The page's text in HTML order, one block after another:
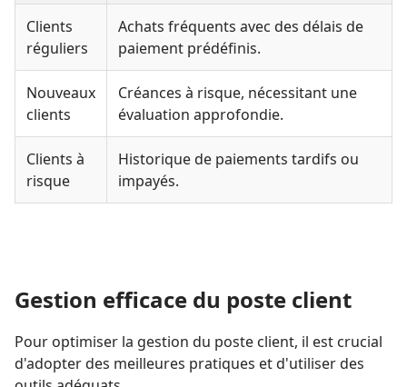
Clients
réguliers
Achats fréquents avec des délais de
paiement prédéfinis.
Nouveaux
clients
Créances à risque, nécessitant une
évaluation approfondie.
Clients à
risque
Historique de paiements tardifs ou
impayés.
Gestion efficace du poste client
Pour optimiser la gestion du poste client, il est crucial
d'adopter des meilleures pratiques et d'utiliser des